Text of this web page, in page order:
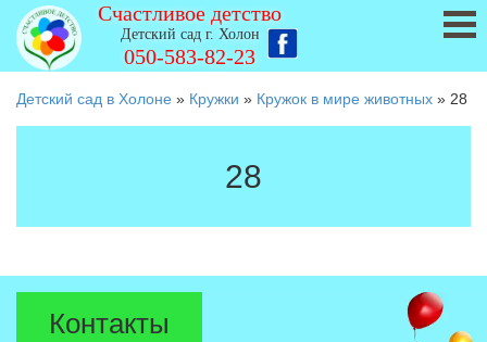
Счастливое детство
Детский сад г. Холон
050-583-82-23
Детский сад в Холоне » Кружки » Кружок в мире животных » 28
28
Контакты